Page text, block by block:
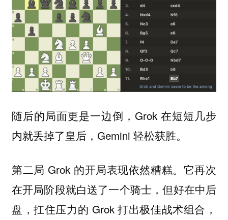
随后的局面更是一边倒，Grok 在短短几步
内就丢掉了皇后，Gemini 轻松获胜。
第二局 Grok 的开局表现依然糟糕。它再次
在开局阶段就白送了一个骑士，但好在中后
盘，扛住压力的 Grok 打出极佳战术组合，